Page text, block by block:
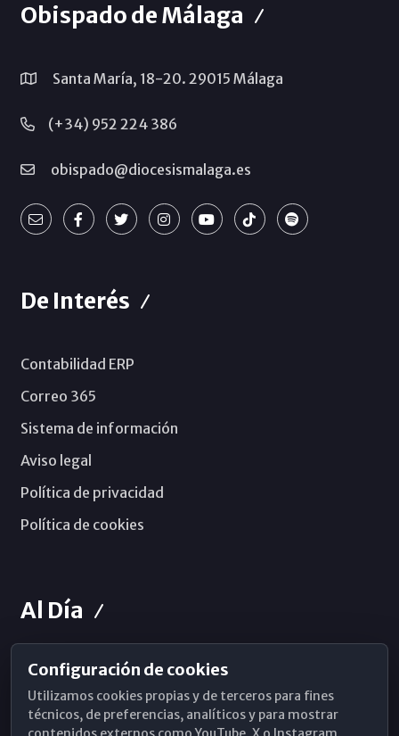
Obispado de Málaga
Santa María, 18-20. 29015 Málaga
(+34) 952 224 386
obispado@diocesismalaga.es
De Interés
Contabilidad ERP
Correo 365
Sistema de información
Aviso legal
Política de privacidad
Política de cookies
Al Día
Horarios de Misa
Hemeroteca
Configuración de cookies
Utilizamos cookies propias y de terceros para fines
técnicos, de preferencias, analíticos y para mostrar